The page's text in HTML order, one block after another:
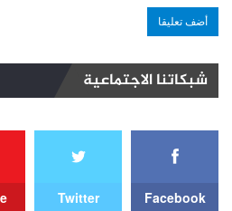
شبكاتنا الاجتماعية
Facebook
Twitter